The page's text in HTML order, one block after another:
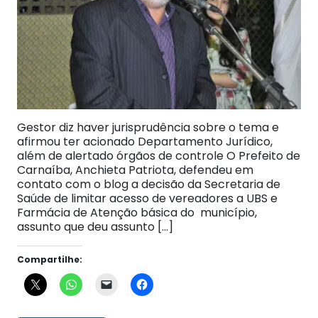
Gestor diz haver jurisprudência sobre o tema e
afirmou ter acionado Departamento Jurídico,
além de alertado órgãos de controle O Prefeito de
Carnaíba, Anchieta Patriota, defendeu em
contato com o blog a decisão da Secretaria de
Saúde de limitar acesso de vereadores a UBS e
Farmácia de Atenção básica do município,
assunto que deu assunto […]
Compartilhe: